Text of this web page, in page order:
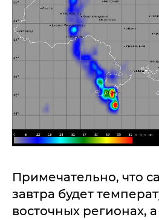
Примечательно, что
завтра будет
восточных регионах,